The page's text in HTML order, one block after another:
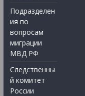
Подразделен
ия по
вопросам
миграции
МВД РФ
Следственны
й комитет
России